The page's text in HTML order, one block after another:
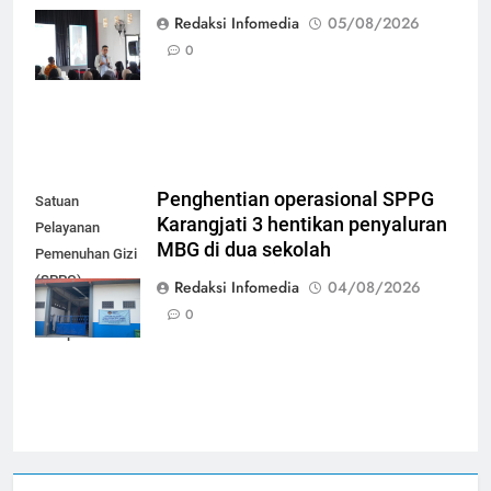
mudahkan
peserta mandiri
bayar iuran
Redaksi Infomedia
05/08/2026
0
Satuan
Pelayanan
Pemenuhan Gizi
(SPPG)
Karangjati 3 di
Kabupaten Blora
Penghentian operasional SPPG
Karangjati 3 hentikan penyaluran
MBG di dua sekolah
Redaksi Infomedia
04/08/2026
0